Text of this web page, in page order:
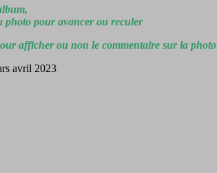
photo pour avancer ou reculer
afficher ou non le commentaire sur la photo
avril 2023